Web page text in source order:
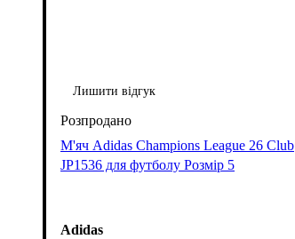
Лишити відгук
М'яч Adidas Champions League 26 Club
JP1536 для футболу Розмір 5
Adidas